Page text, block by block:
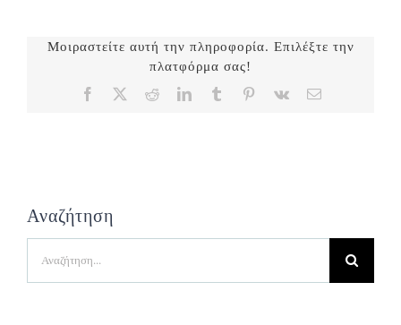
Μοιραστείτε αυτή την πληροφορία. Επιλέξτε την
πλατφόρμα σας!
Facebook
RedditLinkedInTumblr Pinterest
Vk Email
Αναζήτηση